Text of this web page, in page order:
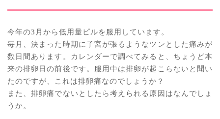
今年の3月から低用量ピルを服用しています。
毎月、決まった時期に子宮が張るようなツンとした痛みが
数日間あります。カレンダーで調べてみると、ちょうど本
来の排卵日の前後です。服用中は排卵が起こらないと聞い
たのですが、これは排卵痛なのでしょうか？
また、排卵痛でないとしたら考えられる原因はなんでしょ
うか。